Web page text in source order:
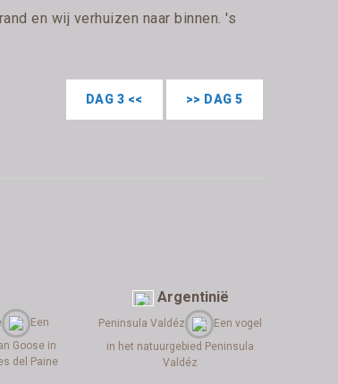
en wij verhuizen naar binnen. 's
>> DAG 5
DAG 3 <<
Een
Goose in
del Paine
Argentinië
Peninsula Valdéz
Een vogel
in het natuurgebied Peninsula
Valdéz